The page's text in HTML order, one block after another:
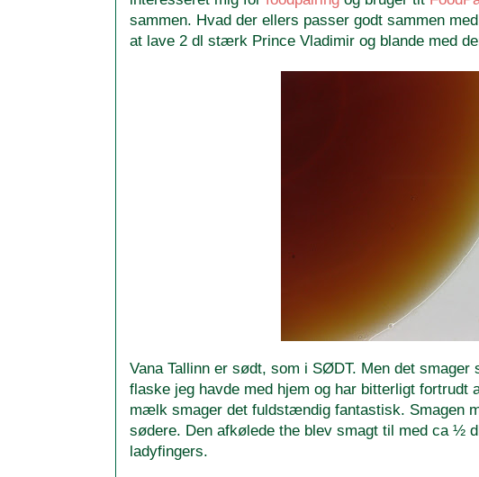
sammen. Hvad der ellers passer godt sammen
at lave 2 dl stærk Prince Vladimir og blande med
Vana Tallinn er sødt, som i SØDT. Men det
flaske jeg havde med hjem og har bitterligt fortrudt
mælk smager det fuldstændig fantastisk. Smagen
sødere. Den afkølede the blev smagt til med ca ½
ladyfingers.